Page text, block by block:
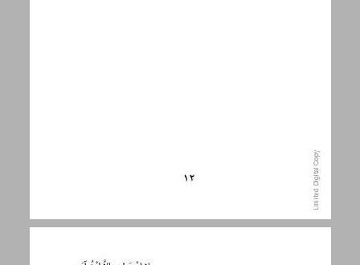
لا تقترب ... 13